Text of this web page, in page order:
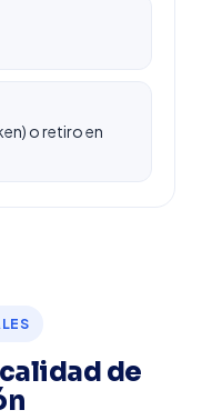
o retiro en
de